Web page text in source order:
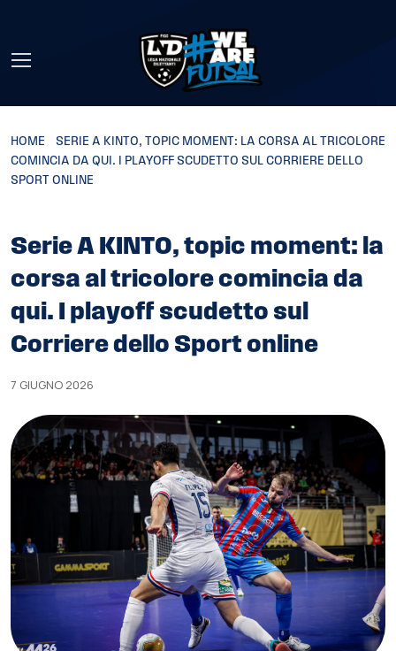
HOME
SERIE A KINTO, TOPIC MOMENT: LA CORSA AL TRICOLORE
COMINCIA DA QUI. I PLAYOFF SCUDETTO SUL CORRIERE DELLO
SPORT ONLINE
Serie A KINTO, topic moment: la
corsa al tricolore comincia da
qui. I playoff scudetto sul
Corriere dello Sport online
7 GIUGNO 2026